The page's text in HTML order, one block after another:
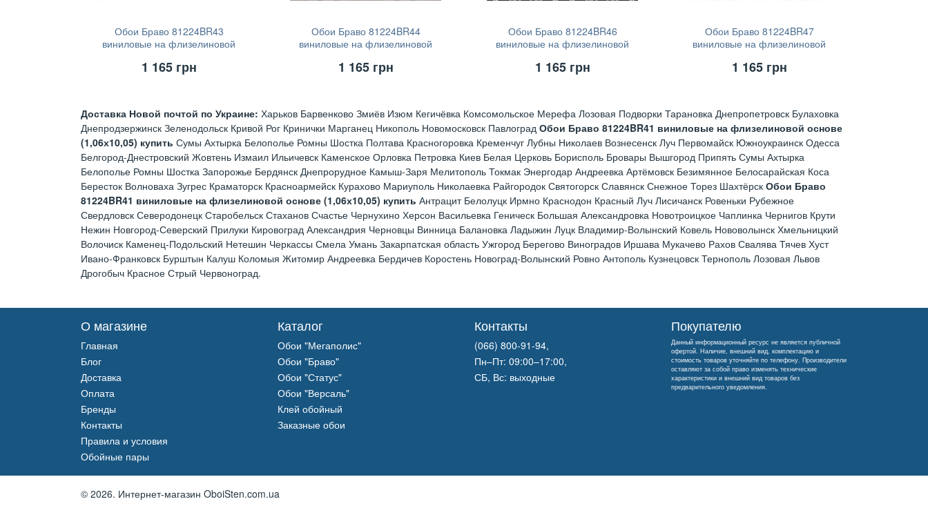
Обои Браво 81224BR43
виниловые на флизелиновой
1 165грн
Обои Браво 81224BR44
виниловые на флизелиновой
1 165грн
Обои Браво 81224BR46
виниловые на флизелиновой
1 165грн
Обои Браво 81224BR47
виниловые на флизелиновой
1 165грн
Доставка Новой почтой по Украине: Харьков Барвенково Змиёв Изюм Кегичёвка Комсомольское Мерефа Лозовая Подворки Тарановка Днепропетровск Булаховка
Днепродзержинск Зеленодольск Кривой Рог Кринички Марганец Никополь Новомосковск Павлоград Обои Браво 81224BR41 виниловые на флизелиновой основе
(1,06х10,05) купить Сумы Ахтырка Белополье Ромны Шостка Полтава Красногоровка Кременчуг Лубны Николаев Вознесенск Луч Первомайск Южноукраинск Одесса
Белгород-Днестровский Жовтень Измаил Ильичевск Каменское Орловка Петровка Киев Белая Церковь Борисполь Бровары Вышгород Припять Сумы Ахтырка
Белополье Ромны Шостка Запорожье Бердянск Днепрорудное Камыш-Заря Мелитополь Токмак Энергодар Андреевка Артёмовск Безимянное Белосарайская Коса
Бересток Волноваха Зугрес Краматорск Красноармейск Курахово Мариуполь Николаевка Райгородок Святогорск Славянск Снежное Торез Шахтёрск Обои Браво
81224BR41 виниловые на флизелиновой основе (1,06х10,05) купить Антрацит Белолуцк Ирмно Краснодон Красный Луч Лисичанск Ровеньки Рубежное
Свердловск Северодонецк Старобельск Стаханов Счастье Чернухино Херсон Васильевка Геническ Большая Александровка Новотроицкое Чаплинка Чернигов Крути
Нежин Новгород-Северский Прилуки Кировоград Александрия Черновцы Винница Балановка Ладыжин Луцк Владимир-Волынский Ковель Нововолынск Хмельницкий
Волочиск Каменец-Подольский Нетешин Черкассы Смела Умань Закарпатская область Ужгород Берегово Виноградов Иршава Мукачево Рахов Свалява Тячев Хуст
Ивано-Франковск Бурштын Калуш Коломыя Житомир Андреевка Бердичев Коростень Новоград-Волынский Ровно Антополь Кузнецовск Тернополь Лозовая Львов
Дрогобыч Красное Стрый Червоноград.
О магазине
Главная
Блог
Доставка
Оплата
Бренды
Контакты
Правила и условия
Обойные пары
Каталог
Обои "Мегаполис"
Обои "Браво"
Обои "Статус"
Обои "Версаль"
Клей обойный
Заказные обои
Контакты
(066) 800-91-94,
Пн–Пт: 09:00–17:00,
СБ, Вс: выходные
Покупателю
Данный информационный ресурс не является публичной
офертой. Наличие, внешний вид, комплектацию и
стоимость товаров уточняйте по телефону. Производители
оставляют за собой право изменять технические
характеристики и внешний вид товаров без
предварительного уведомления.
© 2026. Интернет-магазин OboiSten.com.ua